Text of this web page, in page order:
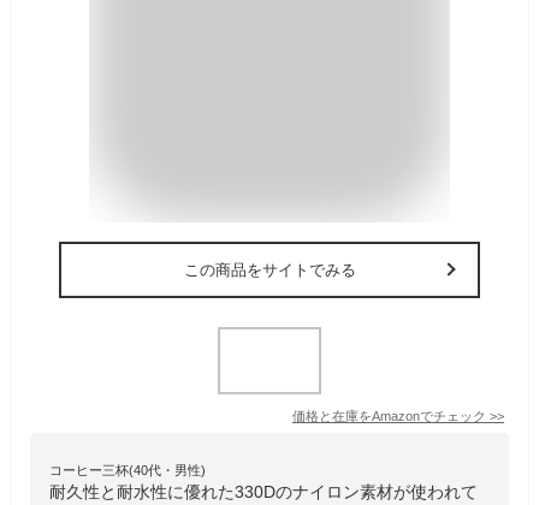
この商品をサイトでみる
価格と在庫をAmazonでチェック >>
コーヒー三杯(40代・男性)
耐久性と耐水性に優れた330Dのナイロン素材が使われて